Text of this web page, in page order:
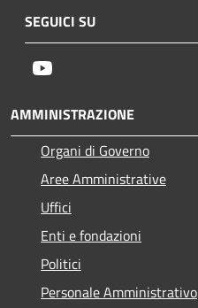
SEGUICI SU
AMMINISTRAZIONE
Organi di Governo
Aree Amministrative
Uffici
Enti e fondazioni
Politici
Personale Amministrativo